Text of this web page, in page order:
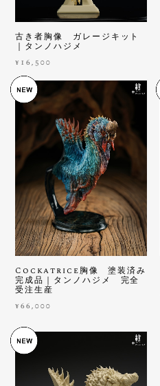
古き者胸像 ガレージキット
｜タンノハジメ
¥16,500
Cockatrice胸像 塗装済み
完成品｜タンノハジメ 完全
受注生産
¥66,000